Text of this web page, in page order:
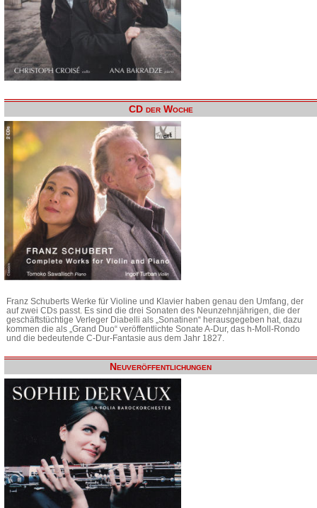
CD der Woche
Franz Schuberts Werke für Violine und Klavier haben genau den Umfang, der
auf zwei CDs passt. Es sind die drei Sonaten des Neunzehnjährigen, die der
geschäftstüchtige Verleger Diabelli als „Sonatinen“ herausgegeben hat, dazu
kommen die als „Grand Duo“ veröffentlichte Sonate A-Dur, das h-Moll-Rondo
und die bedeutende C-Dur-Fantasie aus dem Jahr 1827.
Neuveröffentlichungen